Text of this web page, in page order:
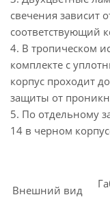
свечения зависит
соответствующий
4. В тропическом
комплекте с
корпус проходит
защиты от
5. По отдельному
14 в черном
Внешний вид